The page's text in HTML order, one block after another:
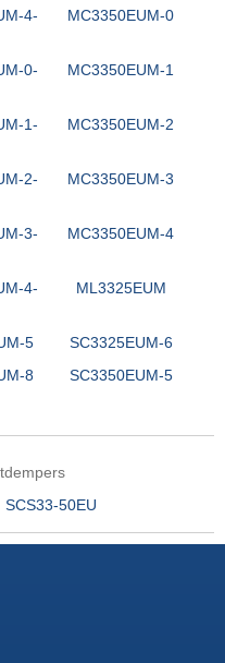
4-
MC3350EUM-0
0-
MC3350EUM-1
1-
MC3350EUM-2
2-
MC3350EUM-3
3-
MC3350EUM-4
4-
ML3325EUM
5
SC3325EUM-6
8
SC3350EUM-5
SCS33-50EU